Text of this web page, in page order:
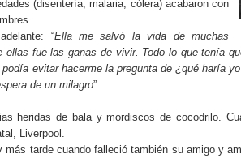
(disentería, malaria, cólera) acabaron con
“Ella me salvó la vida de muchas
ellas fue las ganas de vivir. Todo lo que tenía
evitar hacerme la pregunta de ¿qué haría
de un milagro”.
heridas de bala y mordiscos de cocodrilo.
Liverpool.
más tarde cuando falleció también su amigo y